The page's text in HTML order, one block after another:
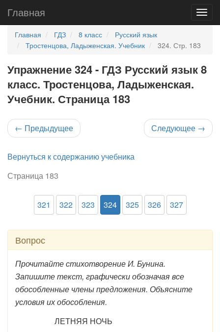
Главная
Главная ГДЗ 8 класс
Русский язык
Тростенцова, Ладыженская. Учебник
324. Стр. 183
Упражнение 324 - ГДЗ Русский язык 8
класс. Тростенцова, Ладыженская.
Учебник. Страница 183
← Предыдущее Следующее →
Вернуться к содержанию учебника
Страница 183
321 322 323 324 325 326 327
Вопрос
Прочитайте стихотворение И. Бунина.
Запишите текст, графически обозначая все
обособленные члены предложения. Объясните
условия их обособления.
ЛЕТНЯЯ НОЧЬ